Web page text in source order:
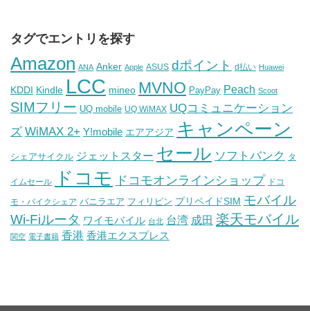
タグでエントリを探す
Amazon ANA Anker Apple ASUS dポイント d払い Huawei
KDDI Kindle LCC mineo MVNO PayPay Peach Scoot
SIMフリー UQ mobile UQ WiMAX UQコミュニケーション
ズ WiMAX 2+ Y!mobile エアアジア キャンペーン
シェアサイクル ジェットスター セール ソフトバンク タ
イムセール ドコモ ドコモオンラインショップ ドコ
モ・バイクシェア バニラエア フィリピン プリペイドSIM モバイル
Wi-Fiルータ ワイモバイル 台北 台湾 成田 楽天モバイル
関空 電子書籍 香港 香港エクスプレス